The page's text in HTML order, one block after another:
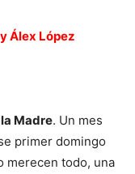
Álex López
Madre. Un mes
primer domingo
merecen todo, una